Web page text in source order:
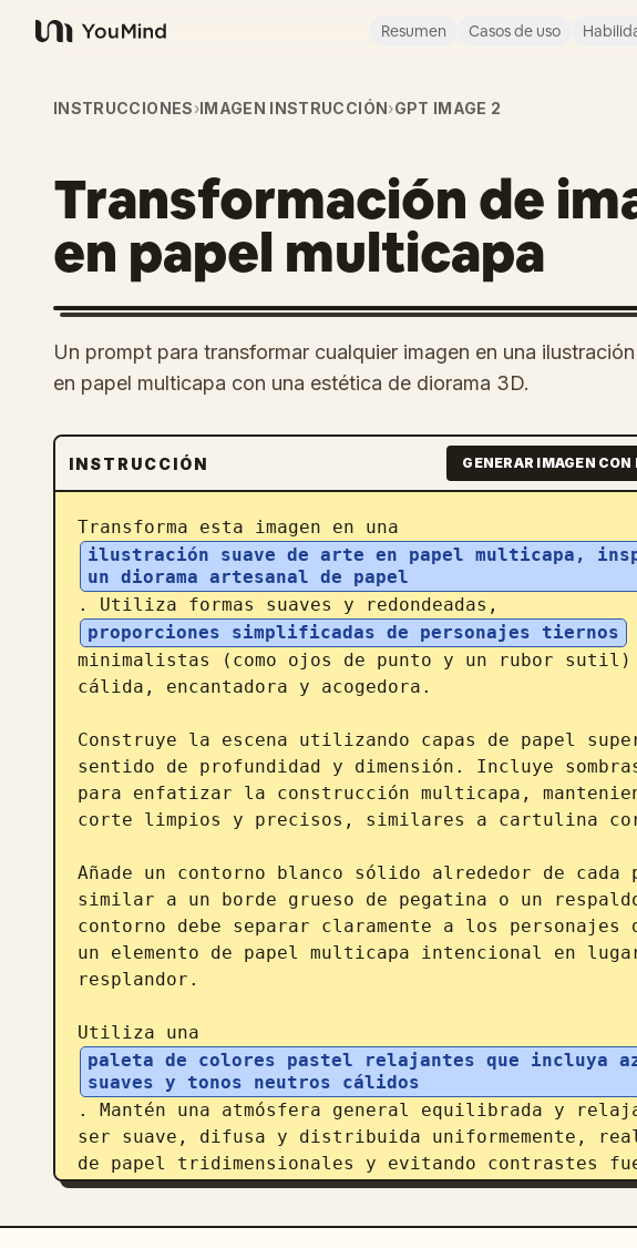
YouMind
Resumen Casos de uso
INSTRUCCIONES›IMAGEN INSTRUCCIÓN›GPT IMAGE 2
Transformación de
en papel multicapa
Un prompt para transformar cualquier imagen en una
en papel multicapa con una estética de diorama 3D.
INSTRUCCIÓN GENERAR IMAGEN
Transforma esta imagen en una
ilustración suave de arte en papel multicapa,
un diorama artesanal de papel
. Utiliza formas suaves y redondeadas,
proporciones simplificadas de personajes tiernos
minimalistas (como ojos de punto y un rubor
cálida, encantadora y acogedora.
Construye la escena utilizando capas de papel
sentido de profundidad y dimensión. Incluye
para enfatizar la construcción multicapa,
corte limpios y precisos, similares a cartulina
Añade un contorno blanco sólido alrededor de
similar a un borde grueso de pegatina o un
contorno debe separar claramente a los
un elemento de papel multicapa intencional en
resplandor.
Utiliza una
paleta de colores pastel relajantes que incluya
suaves y tonos neutros cálidos
. Mantén una atmósfera general equilibrada y
ser suave, difusa y distribuida uniformemente,
de papel tridimensionales y evitando contrastes